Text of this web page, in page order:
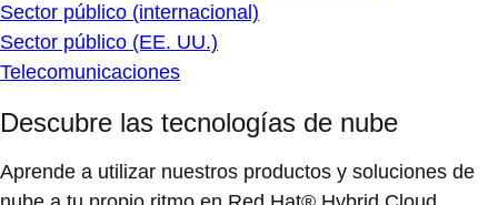
Sector público (internacional)
Sector público (EE. UU.)
Telecomunicaciones
Descubre las tecnologías de nube
Aprende a utilizar nuestros productos y soluciones de